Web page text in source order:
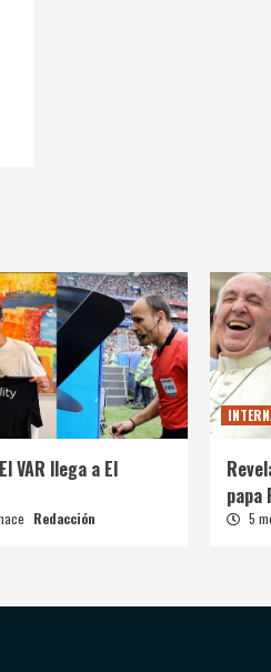
VAR llega a El
Redacción
papa
5